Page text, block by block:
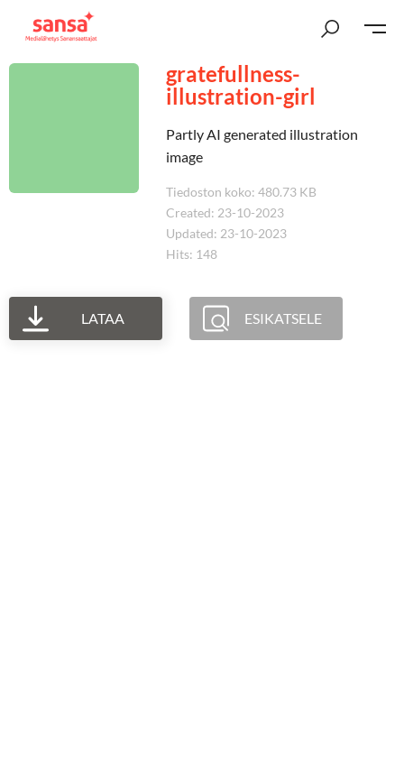
gratefullness-
illustration-girl
Partly AI generated illustration
image
Tiedoston koko: 480.73 KB
Created: 23-10-2023
Updated: 23-10-2023
Hits: 148
LATAA ESIKATSELE